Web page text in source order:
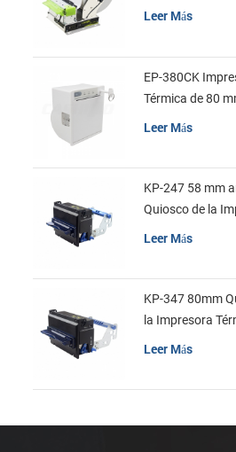
Módulo de
Leer Más
EP-380CK
Térmica de 80
Leer Más
KP-247 58 mm
Quiosco de la
Leer Más
KP-347 80mm
la Impresora
Leer Más